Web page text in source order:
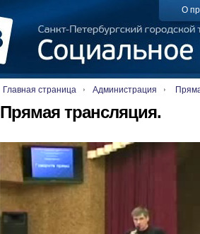
О
Главная страница Администрация
Прямая трансляция.